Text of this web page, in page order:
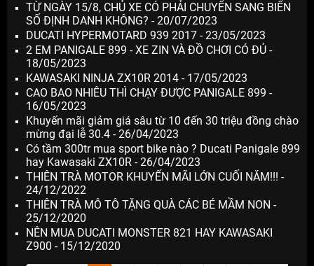
TỪ NGÀY 15/8, CHỦ XE CÓ PHẢI CHUYỂN SANG BIỂN
SỐ ĐỊNH DANH KHÔNG? - 20/07/2023
DUCATI HYPERMOTARD 939 2017 - 23/05/2023
2 EM PANIGALE 899 - XE ZIN VÀ ĐỒ CHƠI CÓ ĐỦ -
18/05/2023
KAWASAKI NINJA ZX10R 2014 - 17/05/2023
CAO BAO NHIÊU THÌ CHẠY ĐƯỢC PANIGALE 899 -
16/05/2023
Khuyến mãi giảm giá sâu từ 10 đến 30 triệu đồng chào
mừng đại lễ 30.4 - 26/04/2023
Có tầm 300tr mua sport bike nào ? Ducati Panigale 899
hay Kawasaki ZX10R - 26/04/2023
THIÊN TRÀ MOTOR KHUYẾN MÃI LỚN CUỐI NĂM!!! -
24/12/2022
THIÊN TRÀ MÔ TÔ TẶNG QUÀ CÁC BÉ MẦM NON -
25/12/2020
NÊN MUA DUCATI MONSTER 821 HAY KAWASAKI
Z900 - 15/12/2020